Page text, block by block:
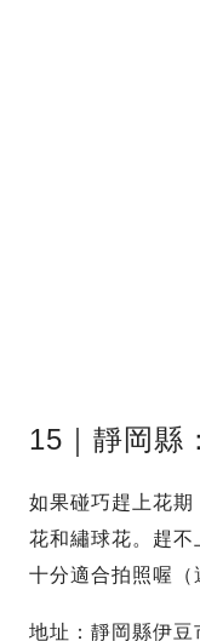
15｜靜岡縣
如果碰巧趕上花
花和繡球花。趕
十分適合拍照喔（
地址：靜岡縣伊